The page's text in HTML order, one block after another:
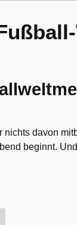
davon
beginnt.